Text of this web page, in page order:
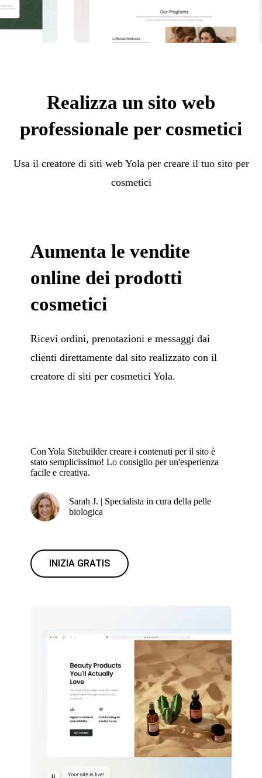
Realizza un sito web
professionale per cosmetici
Usa il creatore di siti web Yola per creare il tuo sito per
cosmetici
Aumenta le vendite
online dei prodotti
cosmetici
Ricevi ordini, prenotazioni e messaggi dai
clienti direttamente dal sito realizzato con il
creatore di siti per cosmetici Yola.
Con Yola Sitebuilder creare i contenuti per il sito è
stato semplicissimo! Lo consiglio per un'esperienza
facile e creativa.
Sarah J. | Specialista in cura della pelle
biologica
INIZIA GRATIS